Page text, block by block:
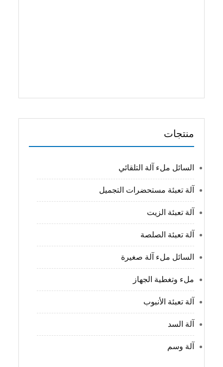
منتجات
السائل ملء آلة التلقائي
آلة تعبئة مستحضرات التجميل
آلة تعبئة الزيت
آلة تعبئة الصلصة
السائل ملء آلة صغيرة
ملء وتغطية الجهاز
آلة تعبئة الأنبوب
آلة السد
آلة وسم